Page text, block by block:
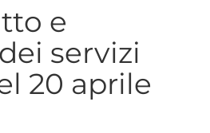
e
servizi
20 aprile